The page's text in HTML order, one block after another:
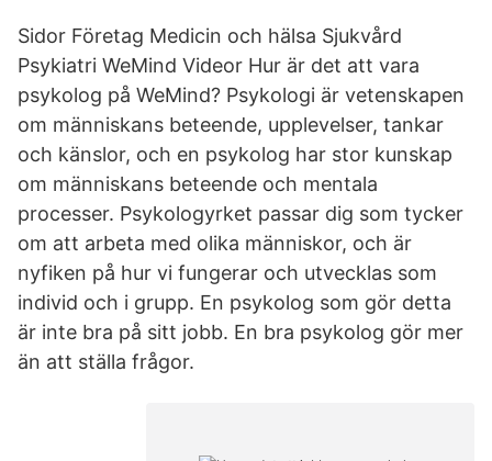
Sidor Företag Medicin och hälsa Sjukvård
Psykiatri WeMind Videor Hur är det att vara
psykolog på WeMind? Psykologi är vetenskapen
om människans beteende, upplevelser, tankar
och känslor, och en psykolog har stor kunskap
om människans beteende och mentala
processer. Psykologyrket passar dig som tycker
om att arbeta med olika människor, och är
nyfiken på hur vi fungerar och utvecklas som
individ och i grupp. En psykolog som gör detta
är inte bra på sitt jobb. En bra psykolog gör mer
än att ställa frågor.